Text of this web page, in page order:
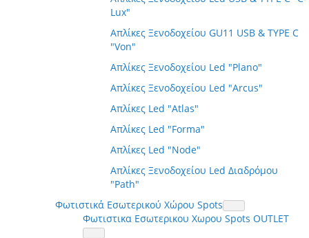
Lux"
Απλίκες Ξενοδοχείου GU11 USB & TYPE C
"Von"
Απλίκες Ξενοδοχείου Led "Plano"
Απλίκες Ξενοδοχείου Led "Arcus"
Απλίκες Led "Atlas"
Απλίκες Led "Forma"
Απλίκες Led "Node"
Απλίκες Ξενοδοχείου Led Διαδρόμου
"Path"
Φωτιστικά Εσωτερικού Χώρου Spots
Φωτιστικα Εσωτερικου Χωρου Spots OUTLET